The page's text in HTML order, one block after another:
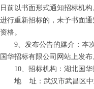
日前以书面形式通知招标机
进行重新招标的，未予书面
资格。
9、发布公告的媒介：本
国华招标有限公司网站上发布
10、招标机构：湖北国华
地 址：武汉市武昌区中